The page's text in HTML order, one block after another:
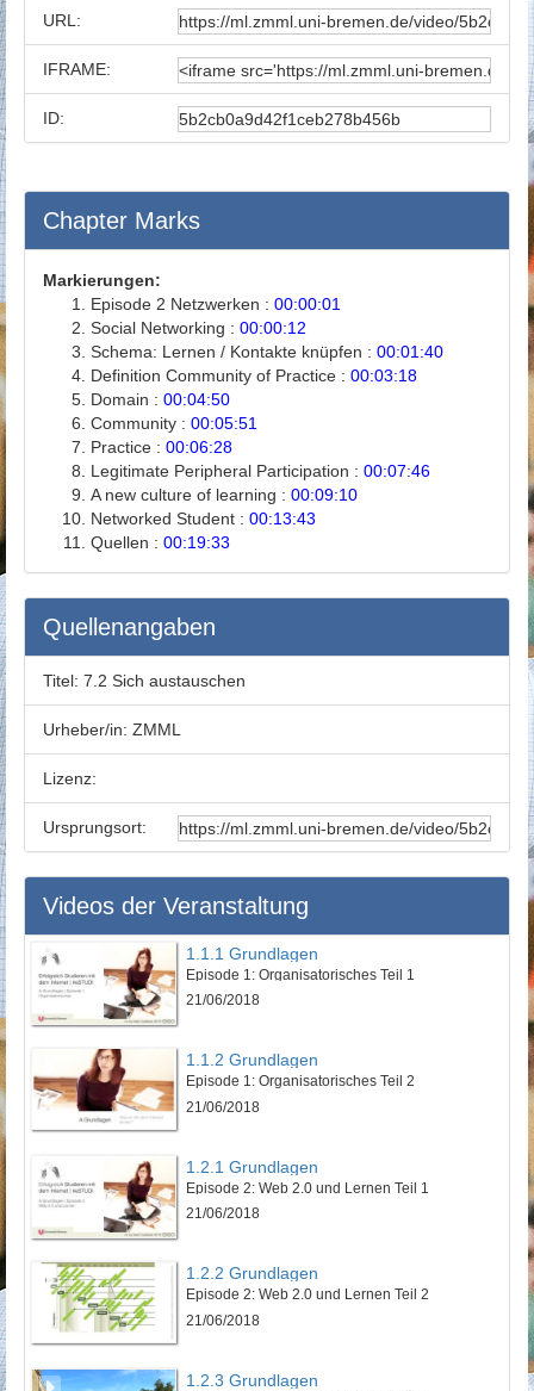
URL:
IFRAME:
ID:
Chapter Marks
Markierungen:
Episode 2 Netzwerken : 00:00:01
Social Networking : 00:00:12
Schema: Lernen / Kontakte knüpfen : 00:01:40
Definition Community of Practice : 00:03:18
Domain : 00:04:50
Community : 00:05:51
Practice : 00:06:28
Legitimate Peripheral Participation : 00:07:46
A new culture of learning : 00:09:10
Networked Student : 00:13:43
Quellen : 00:19:33
Quellenangaben
Titel: 7.2 Sich austauschen
Urheber/in: ZMML
Lizenz:
Ursprungsort:
Videos der Veranstaltung
1.1.1 Grundlagen
Episode 1: Organisatorisches Teil 1
21/06/2018
1.1.2 Grundlagen
Episode 1: Organisatorisches Teil 2
21/06/2018
1.2.1 Grundlagen
Episode 2: Web 2.0 und Lernen Teil 1
21/06/2018
1.2.2 Grundlagen
Episode 2: Web 2.0 und Lernen Teil 2
21/06/2018
1.2.3 Grundlagen